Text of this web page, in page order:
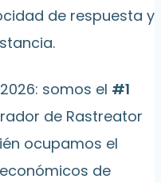
de respuesta y
somos el #1
de Rastreator
ocupamos el
de